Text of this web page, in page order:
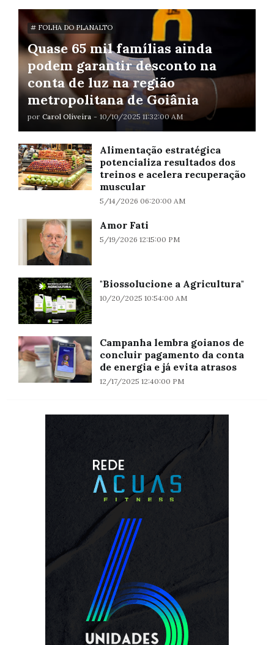
# FOLHA DO PLANALTO
Quase 65 mil famílias ainda
podem garantir desconto na
conta de luz na região
metropolitana de Goiânia
por Carol Oliveira - 10/10/2025 11:32:00 AM
Alimentação estratégica
potencializa resultados dos
treinos e acelera recuperação
muscular
5/14/2026 06:20:00 AM
Amor Fati
5/19/2026 12:15:00 PM
"Biossolucione a Agricultura"
10/20/2025 10:54:00 AM
Campanha lembra goianos de
concluir pagamento da conta
de energia e já evita atrasos
12/17/2025 12:40:00 PM